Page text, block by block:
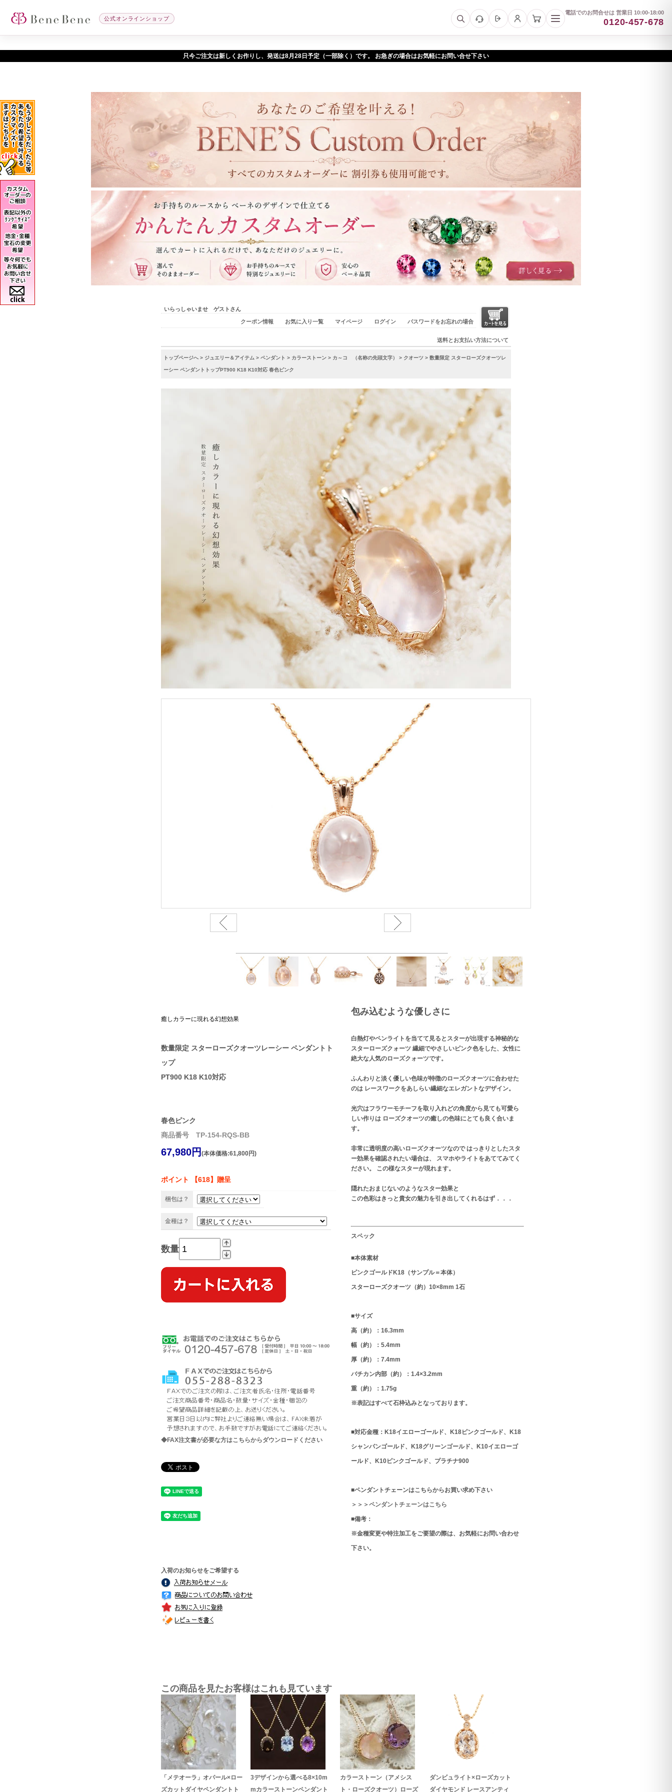
只今ご注文は新しくお作りし、発送は 予定（一部除く）です。 お急ぎの場合はお気軽にお問い合せ下さい
公式オンラインショップ
電話でのお問合せは 営業日 10:00-18:00
0120-457-678
いらっしゃいませ ゲストさん
クーポン情報 お気に入り一覧 マイページ ログイン パスワードをお忘れの場合
送料とお支払い方法について
トップページへ > ジュエリー＆アイテム > ペンダント > カラーストーン > カ～コ （名称の先頭文字） > クオーツ > 数量限定 スターローズクオーツレ
ーシー ペンダントトップPT900 K18 K10対応 春色ピンク
包み込むような優しさに
白熱灯やペンライトを当てて見るとスターが出現する神秘的な
スターローズクォーツ 繊細でやさしいピンク色をした、女性に
絶大な人気のローズクォーツです。
ふんわりと淡く優しい色味が特徴のローズクオーツに合わせた
のは レースワークをあしらい繊細なエレガントなデザイン。
光穴はフラワーモチーフを取り入れどの角度から見ても可愛ら
しい作りは ローズクオーツの癒しの色味にとても良く合いま
す。
非常に透明度の高いローズクオーツなので はっきりとしたスタ
ー効果を確認されたい場合は、 スマホやライトをあててみてく
ださい。 この様なスターが現れます。
隠れたおまじないのようなスター効果と
この色彩はきっと貴女の魅力を引き出してくれるはず．．．
スペック
■本体素材
ピンクゴールドK18（サンプル＝本体）
スターローズクオーツ（約）10×8mm 1石
■サイズ
高（約）：16.3mm
幅（約）：5.4mm
厚（約）：7.4mm
バチカン内部（約）：1.4×3.2mm
重（約）：1.75g
※表記はすべて石枠込みとなっております。
■対応金種：K18イエローゴールド、K18ピンクゴールド、K18
シャンパンゴールド、K18グリーンゴールド、K10イエローゴ
ールド、K10ピンクゴールド、プラチナ900
■ペンダントチェーンはこちらからお買い求め下さい
＞＞＞ペンダントチェーンはこちら
■備考：
※金種変更や特注加工をご要望の際は、お気軽にお問い合わせ
下さい。
癒しカラーに現れる幻想効果
数量限定 スターローズクオーツレーシー ペンダントト
ップ
PT900 K18 K10対応
春色ピンク
商品番号 TP-154-RQS-BB
67,980円 (本体価格:61,800円)
ポイント 【618】贈呈
梱包は？
金種は？
数量
◆FAX注文書が必要な方はこちらからダウンロードください
入荷のお知らせをご希望する
この商品を見たお客様はこれも見ています
「メテオーラ」オパール×ロー
ズカットダイヤペンダントト
3デザインから選べる8×10m
mカラーストーンペンダント
カラーストーン（アメシス
ト・ローズクオーツ）ローズ
ダンビュライト×ローズカット
ダイヤモンド レースアンティ